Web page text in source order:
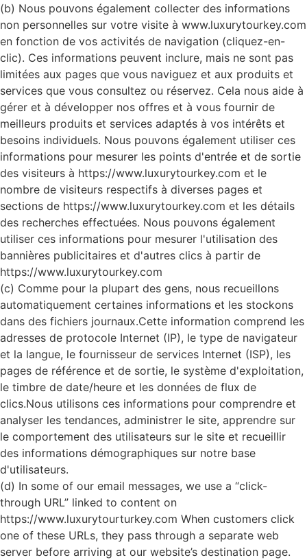
(b) Nous pouvons également collecter des informations
non personnelles sur votre visite à www.luxurytourkey.com
en fonction de vos activités de navigation (cliquez-en-
clic). Ces informations peuvent inclure, mais ne sont pas
limitées aux pages que vous naviguez et aux produits et
services que vous consultez ou réservez. Cela nous aide à
gérer et à développer nos offres et à vous fournir de
meilleurs produits et services adaptés à vos intérêts et
besoins individuels. Nous pouvons également utiliser ces
informations pour mesurer les points d'entrée et de sortie
des visiteurs à https://www.luxurytourkey.com et le
nombre de visiteurs respectifs à diverses pages et
sections de https://www.luxurytourkey.com et les détails
des recherches effectuées. Nous pouvons également
utiliser ces informations pour mesurer l'utilisation des
bannières publicitaires et d'autres clics à partir de
https://www.luxurytourkey.com
(c) Comme pour la plupart des gens, nous recueillons
automatiquement certaines informations et les stockons
dans des fichiers journaux.Cette information comprend les
adresses de protocole Internet (IP), le type de navigateur
et la langue, le fournisseur de services Internet (ISP), les
pages de référence et de sortie, le système d'exploitation,
le timbre de date/heure et les données de flux de
clics.Nous utilisons ces informations pour comprendre et
analyser les tendances, administrer le site, apprendre sur
le comportement des utilisateurs sur le site et recueillir
des informations démographiques sur notre base
d'utilisateurs.
(d) In some of our email messages, we use a “click-
through URL” linked to content on
https://www.luxurytourturkey.com When customers click
one of these URLs, they pass through a separate web
server before arriving at our website’s destination page.